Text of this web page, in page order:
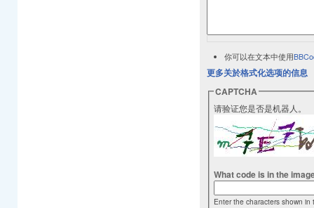
你可以在文本中使用
更多关於格式化选项的信息
CAPTCHA
请验证您是否是机器人。
What code is in the
Enter the characters shown in